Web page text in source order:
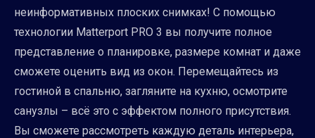
неинформативных плоских снимках! С помощью
технологии Matterport PRO 3 вы получите полное
представление о планировке, размере комнат и даже
сможете оценить вид из окон. Перемещайтесь из
гостиной в спальню, загляните на кухню, осмотрите
санузлы – всё это с эффектом полного присутствия.
Вы сможете рассмотреть каждую деталь интерьера,